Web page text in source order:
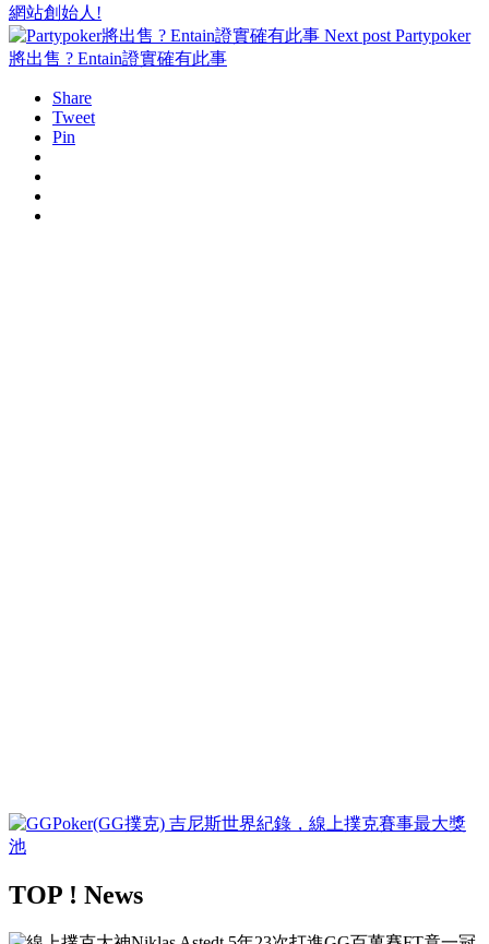
網站創始人!
Next post Partypoker
將出售 ? Entain證實確有此事
Share
Tweet
Pin
TOP ! News